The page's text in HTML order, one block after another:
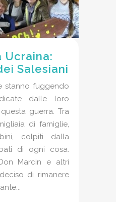
Ucraina:
Salesiani
stanno fuggendo
dalle loro
guerra. Tra
di famiglie,
colpiti dalla
di ogni cosa.
Marcin e altri
di rimanere